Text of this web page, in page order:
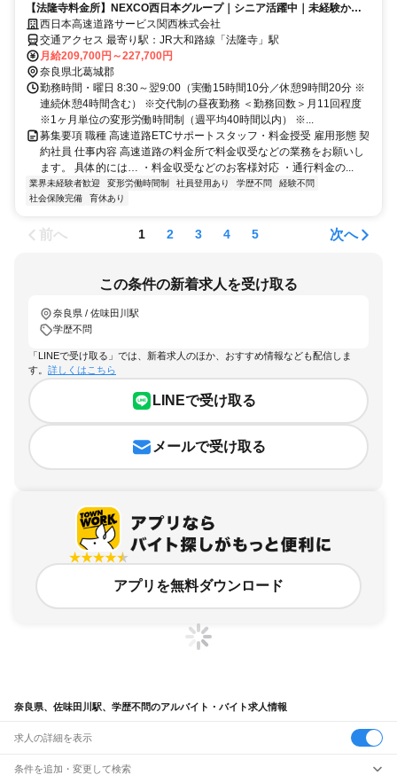
【法隆寺料金所】NEXCO西日本グループ｜シニア活躍中｜未経験から
正社員登用もあり
西日本高速道路サービス関西株式会社
交通アクセス 最寄り駅：JR大和路線「法隆寺」駅
月給209,700円～227,700円
奈良県北葛城郡
勤務時間・曜日 8:30～翌9:00（実働15時間10分／休憩9時間20分 ※
連続休憩4時間含む） ※交代制の昼夜勤務 ＜勤務回数＞月11回程度
※1ヶ月単位の変形労働時間制（週平均40時間以内） ※...
募集要項 職種 高速道路ETCサポートスタッフ・料金授受 雇用形態 契
約社員 仕事内容 高速道路の料金所で料金収受などの業務をお願いし
ます。 具体的には… ・料金収受などのお客様対応 ・通行料金の...
業界未経験者歓迎 変形労働時間制 社員登用あり 学歴不問
経験不問
社会保険完備
育休あり
前へ 1 2 3 4 5 次へ
この条件の新着求人を受け取る
奈良県 / 佐味田川駅
学歴不問
「LINEで受け取る」では、新着求人のほか、おすすめ情報なども配信しま
す。 詳しくはこちら
LINEで受け取る
メールで受け取る
アプリを無料ダウンロード
奈良県、佐味田川駅、学歴不問のアルバイト・バイト求人情報
求人の詳細を表示
条件を追加・変更して検索